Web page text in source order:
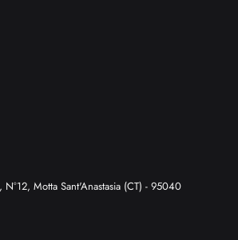
N°12, Motta Sant'Anastasia (CT) - 95040